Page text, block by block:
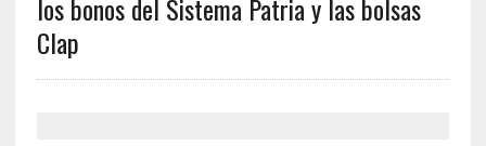
los bonos del Sistema Patria y las bolsas
Clap